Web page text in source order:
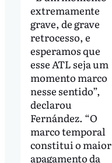
extremamente
grave, de grave
retrocesso, e
esperamos que
esse ATL seja um
momento marco
nesse sentido”,
declarou
Fernández. “O
marco temporal
constitui o maior
apagamento da